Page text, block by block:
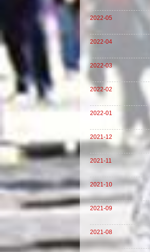
2022-05
2022-04
2022-03
2022-02
2022-01
2021-12
2021-11
2021-10
2021-09
2021-08